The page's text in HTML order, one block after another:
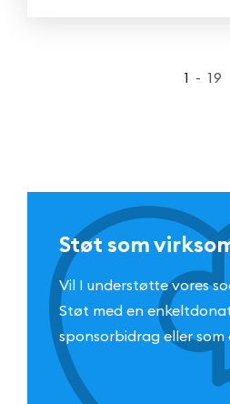
1 - 19
Støt som
Vil I understøtte vores
Støt med en
sponsorbidrag eller